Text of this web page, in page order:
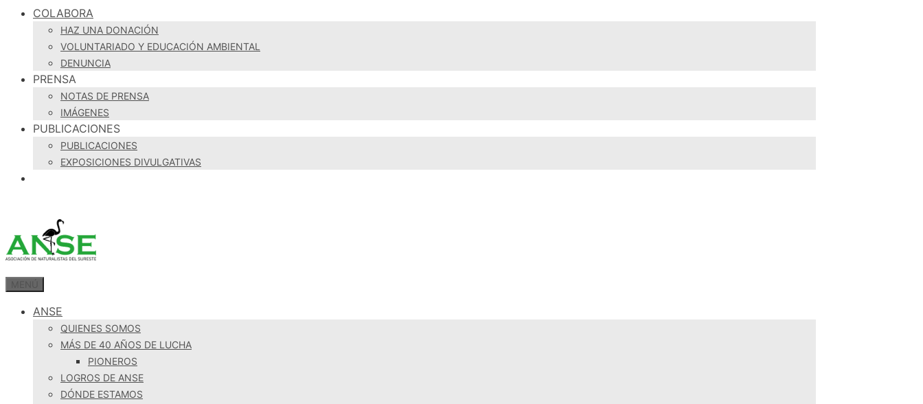
COLABORA
HAZ UNA DONACIÓN
VOLUNTARIADO Y EDUCACIÓN AMBIENTAL
DENUNCIA
PRENSA
NOTAS DE PRENSA
IMÁGENES
PUBLICACIONES
PUBLICACIONES
EXPOSICIONES DIVULGATIVAS
ANSE
QUIENES SOMOS
MÁS DE 40 AÑOS DE LUCHA
PIONEROS
LOGROS DE ANSE
DÓNDE ESTAMOS